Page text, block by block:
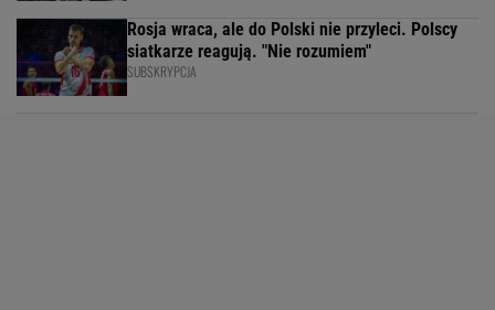
Rosja wraca, ale do Polski nie przyleci. Polscy
siatkarze reagują. "Nie rozumiem"
SUBSKRYPCJA